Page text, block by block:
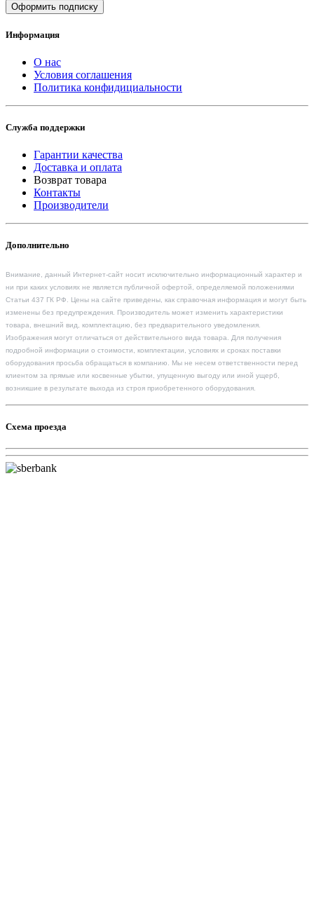
Оформить подписку
Информация
О нас
Условия соглашения
Политика конфидициальности
Служба поддержки
Гарантии качества
Доставка и оплата
Возврат товара
Контакты
Производители
Дополнительно
Внимание, данный Интернет-сайт носит исключительно информационный характер и
ни при каких условиях не является публичной офертой, определяемой положениями
Статьи 437 ГК РФ. Цены на сайте приведены, как справочная информация и могут быть
изменены без предупреждения. Производитель может изменить характеристики
товара, внешний вид, комплектацию, без предварительного уведомления.
Изображения могут отличаться от действительного вида товара. Для получения
подробной информации о стоимости, комплектации, условиях и сроках поставки
оборудования просьба обращаться в компанию. Мы не несем ответственности перед
клиентом за прямые или косвенные убытки, упущенную выгоду или иной ущерб,
возникшие в результате выхода из строя приобретенного оборудования.
Схема проезда